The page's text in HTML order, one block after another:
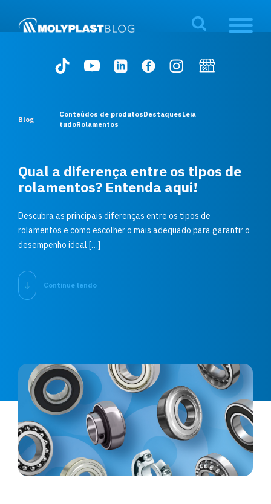
Blog
Conteúdos de produtosDestaquesLeia
tudoRolamentos
Qual a diferença entre os tipos de
rolamentos? Entenda aqui!
Descubra as principais diferenças entre os tipos de
rolamentos e como escolher o mais adequado para garantir o
desempenho ideal […]
Continue lendo